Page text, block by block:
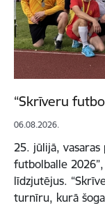
“Skrīveru
06.08.2026.
25. jūlijā,
futbolballe
līdzjutējus.
turnīru, kurā